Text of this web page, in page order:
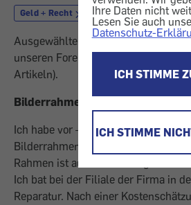
Ihre Daten nicht
Lesen Sie auch
Datenschutz-
ICH STIMME
ICH STIMME
Geld + Recht Kostenvoranschlag
Ausgewählte Leserreaktionen von
unseren Foren und Online-
Artikeln).
Bilderrahmen gratis repariert
Ich habe vor – sicher schon 8 oder
Bilderrahmen mit Kristallbären bei
Rahmen ist auf den Boden gefallen
Ich bat bei der Filiale der Firma in
Reparatur. Nach einer